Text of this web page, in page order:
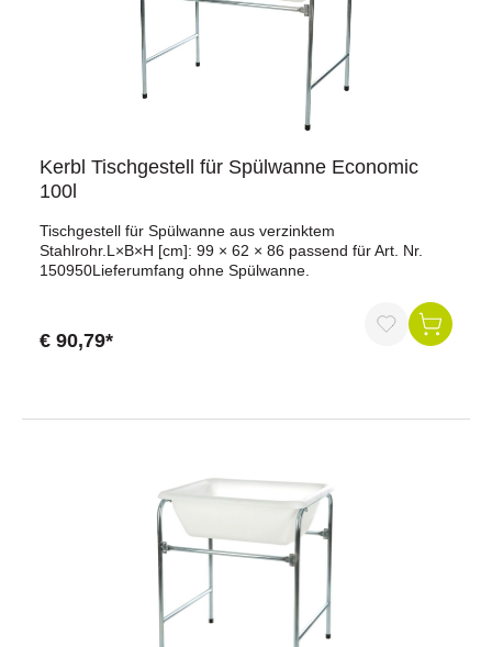
Kerbl Tischgestell für Spülwanne Economic
100l
Tischgestell für Spülwanne aus verzinktem
Stahlrohr.L×B×H [cm]: 99 × 62 × 86 passend für Art. Nr.
150950Lieferumfang ohne Spülwanne.
€ 90,79*